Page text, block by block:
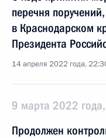
перечня
в Краснодарском
Президента
14 апреля 2022 года,
9 марта 2022
Продолжен